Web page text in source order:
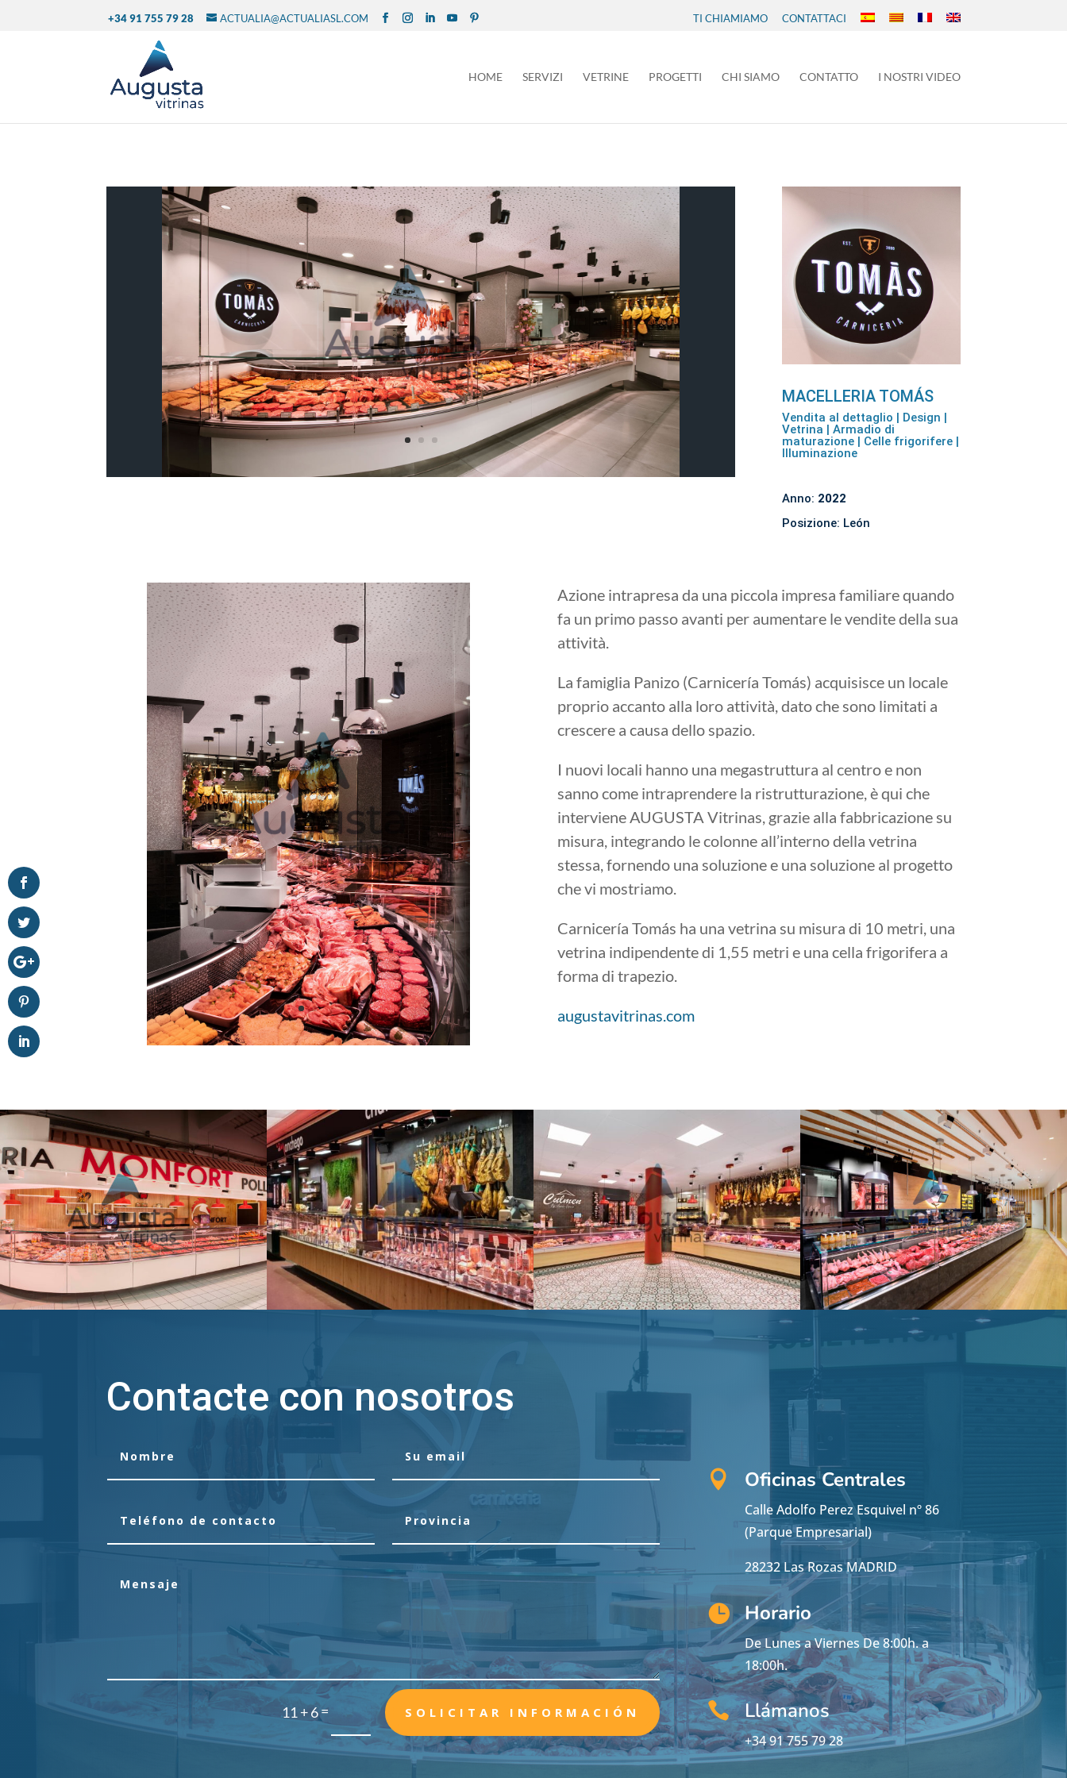
+34 91 755 79 28 ACTUALIA@ACTUALIASL.COM TI CHIAMIAMO CONTATTACI
HOME SERVIZI VETRINE PROGETTI CHI SIAMO CONTATTO I NOSTRI VIDEO
MACELLERIA TOMÁS
Vendita al dettaglio | Design |
Vetrina | Armadio di
maturazione | Celle frigorifere |
Illuminazione
Anno: 2022
Posizione: León
Azione intrapresa da una piccola impresa familiare quando
fa un primo passo avanti per aumentare le vendite della sua
attività.
La famiglia Panizo (Carnicería Tomás) acquisisce un locale
proprio accanto alla loro attività, dato che sono limitati a
crescere a causa dello spazio.
I nuovi locali hanno una megastruttura al centro e non
sanno come intraprendere la ristrutturazione, è qui che
interviene AUGUSTA Vitrinas, grazie alla fabbricazione su
misura, integrando le colonne all’interno della vetrina
stessa, fornendo una soluzione e una soluzione al progetto
che vi mostriamo.
Carnicería Tomás ha una vetrina su misura di 10 metri, una
vetrina indipendente di 1,55 metri e una cella frigorifera a
forma di trapezio.
augustavitrinas.com
Contacte con nosotros
11 + 6= SOLICITAR INFORMACIÓN
 Oficinas Centrales
Calle Adolfo Perez Esquivel nº 86
(Parque Empresarial)
28232 Las Rozas MADRID
 Horario
De Lunes a Viernes De 8:00h. a
18:00h.
 Llámanos
+34 91 755 79 28